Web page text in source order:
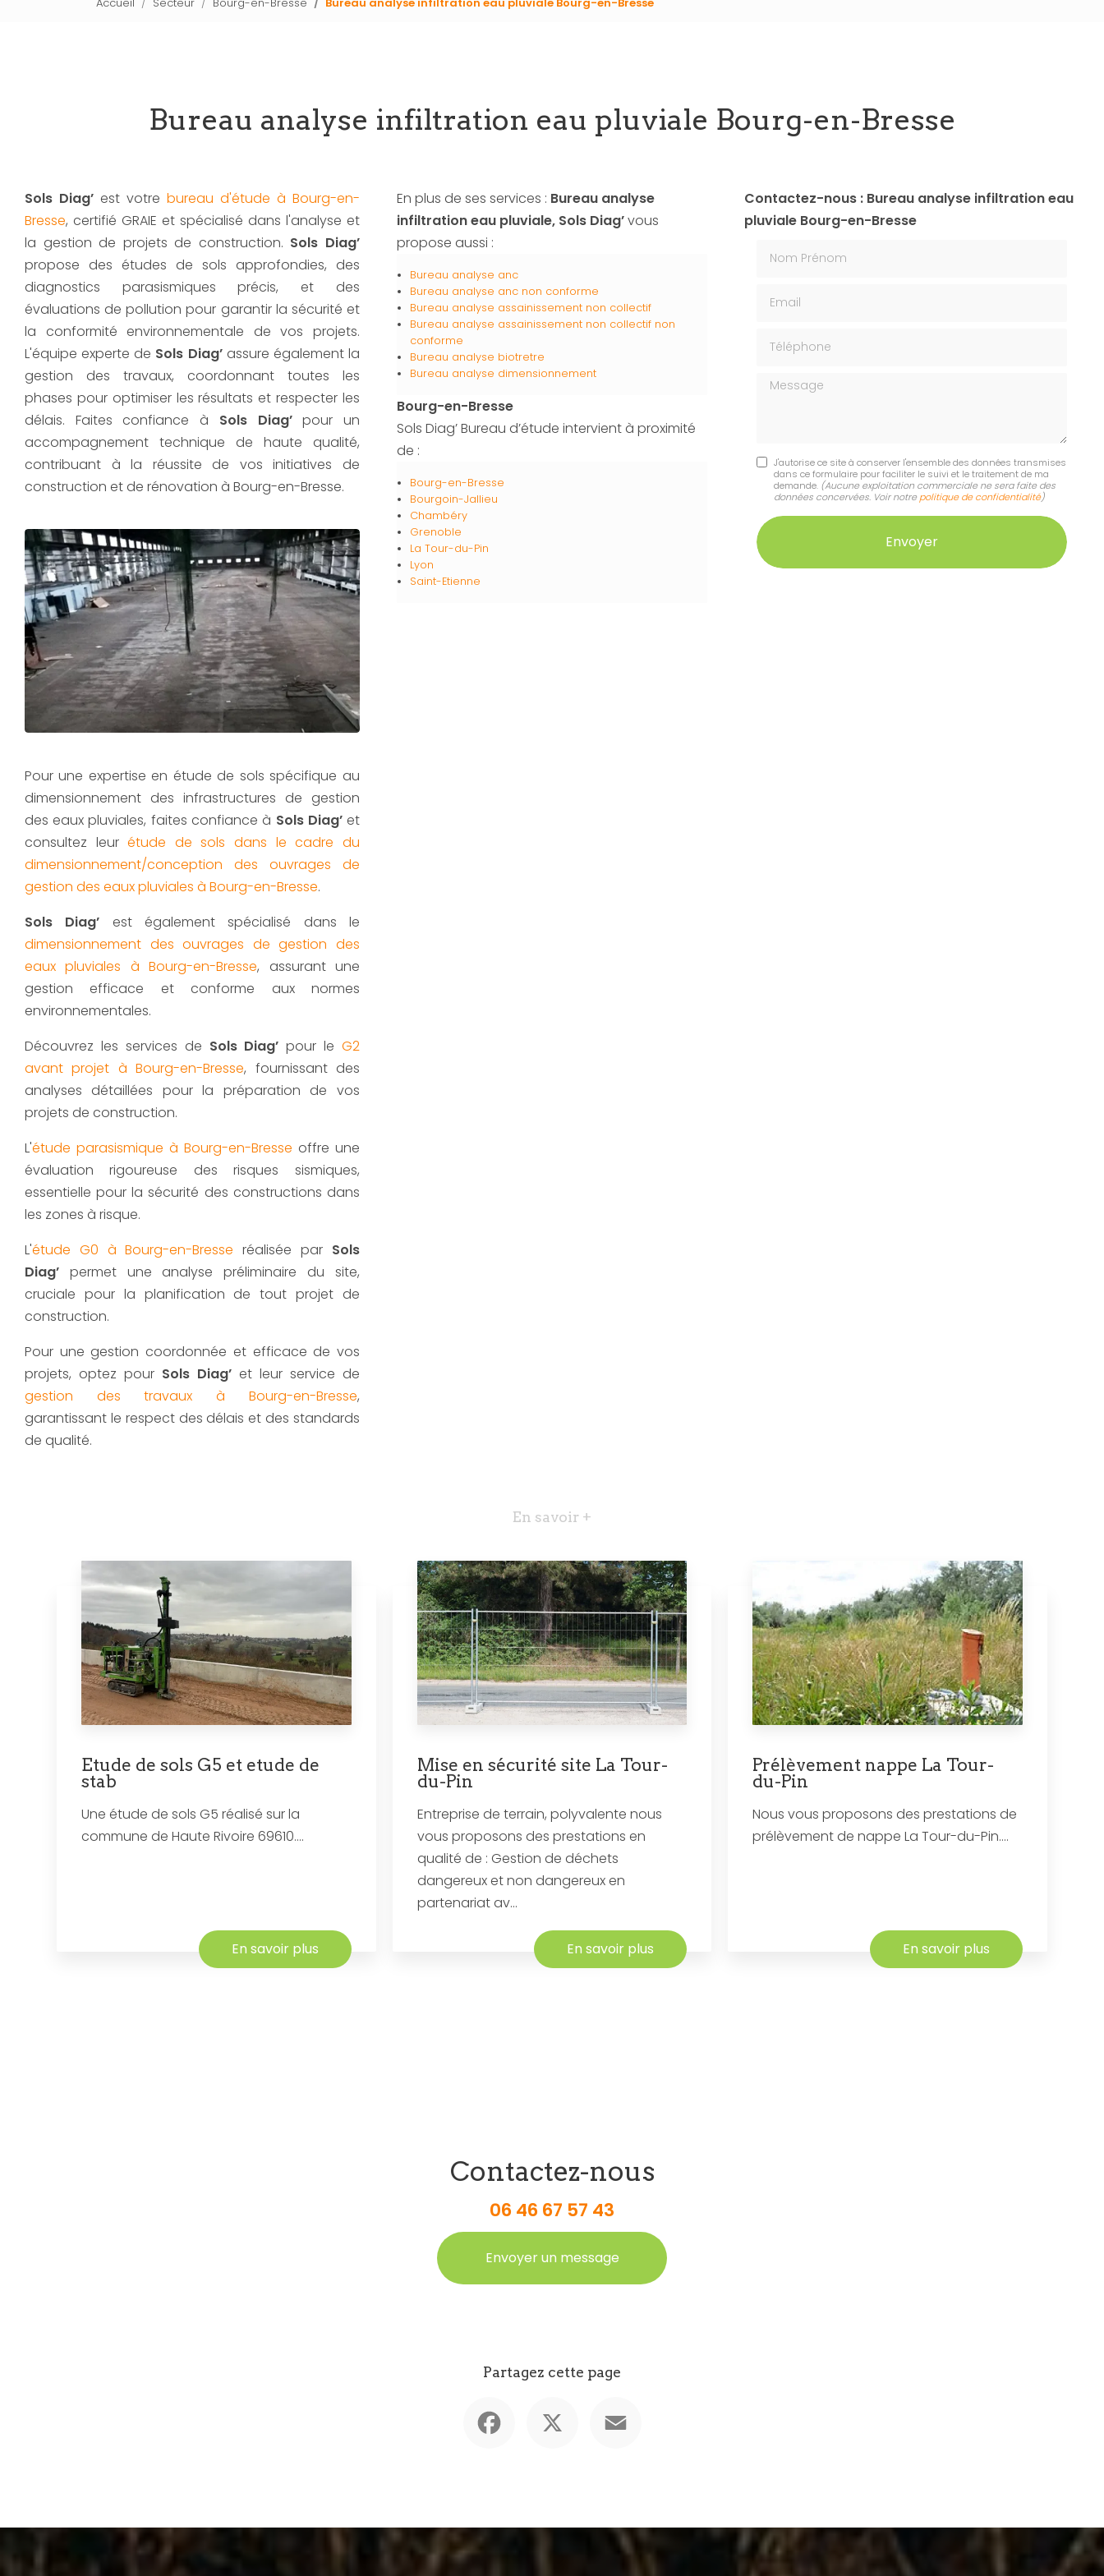
Bureau analyse infiltration eau pluviale Bourg-en-Bresse
Sols Diag’ est votre bureau d'étude à Bourg-en-
Bresse, certifié GRAIE et spécialisé dans l'analyse et
la gestion de projets de construction. Sols Diag’
propose des études de sols approfondies, des
diagnostics parasismiques précis, et des
évaluations de pollution pour garantir la sécurité et
la conformité environnementale de vos projets.
L'équipe experte de Sols Diag’assure également la
gestion des travaux, coordonnant toutes les
phases pour optimiser les résultats et respecter les
délais. Faites confiance à Sols Diag’pour un
accompagnement technique de haute qualité,
contribuant à la réussite de vos initiatives de
construction et de rénovation à Bourg-en-Bresse.
Pour une expertise en étude de sols spécifique au
dimensionnement des infrastructures de gestion
des eaux pluviales, faites confiance à Sols Diag’et
consultez leurétude de sols dans le cadre du
dimensionnement/conception des ouvrages de
gestion des eaux pluviales à Bourg-en-Bresse.
Sols Diag’ est également spécialisé dans le
dimensionnement des ouvrages de gestion des
eaux pluviales à Bourg-en-Bresse, assurant une
gestion efficace et conforme aux normes
environnementales.
Découvrez les services de Sols Diag’ pour le G2
avant projet à Bourg-en-Bresse, fournissant des
analyses détaillées pour la préparation de vos
projets de construction.
L'étude parasismique à Bourg-en-Bresse offre une
évaluation rigoureuse des risques sismiques,
essentielle pour la sécurité des constructions dans
les zones à risque.
L'étude G0 à Bourg-en-Bresse réalisée par Sols
Diag’ permet une analyse préliminaire du site,
cruciale pour la planification de tout projet de
construction.
Pour une gestion coordonnée et efficace de vos
projets, optez pour Sols Diag’ et leur service de
gestion des travaux à Bourg-en-Bresse,
garantissant le respect des délais et des standards
de qualité.
En plus de ses services : Bureau analyse
infiltration eau pluviale, Sols Diag’vous
propose aussi :
Bureau analyse anc
Bureau analyse anc non conforme
Bureau analyse assainissement non collectif
Bureau analyse assainissement non collectif non
conforme
Bureau analyse biotretre
Bureau analyse dimensionnement
Bourg-en-Bresse
Sols Diag’ Bureau d’étude intervient à proximité
de :
Bourg-en-Bresse
Bourgoin-Jallieu
Chambéry
Grenoble
La Tour-du-Pin
Lyon
Saint-Etienne
Contactez-nous : Bureau analyse infiltration eau
pluviale Bourg-en-Bresse
Nom Prénom
Email
Téléphone
Message
J'autorise ce site à conserver l'ensemble des données transmises
dans ce formulaire pour faciliter le suivi et le traitement de ma
demande. (Aucune exploitation commerciale ne sera faite des
données concervées. Voir notre politique de confidentialité)
En savoir +
Etude de sols G5 et etude de
stab
Une étude de sols G5 réalisé sur la
commune de Haute Rivoire 69610....
En savoir plus
Mise en sécurité site La Tour-
du-Pin
Entreprise de terrain, polyvalente nous
vous proposons des prestations en
qualité de : Gestion de déchets
dangereux et non dangereux en
partenariat av...
En savoir plus
Prélèvement nappe La Tour-
du-Pin
Nous vous proposons des prestations de
prélèvement de nappe La Tour-du-Pin....
En savoir plus
Contactez-nous
06 46 67 57 43
Envoyer un message
Partagez cette page